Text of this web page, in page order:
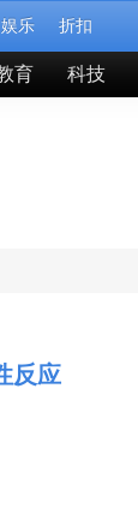
娱乐 折扣
育 科技
反应